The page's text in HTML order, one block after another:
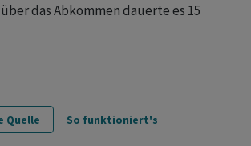
das Abkommen dauerte es 15
Quelle So funktioniert's